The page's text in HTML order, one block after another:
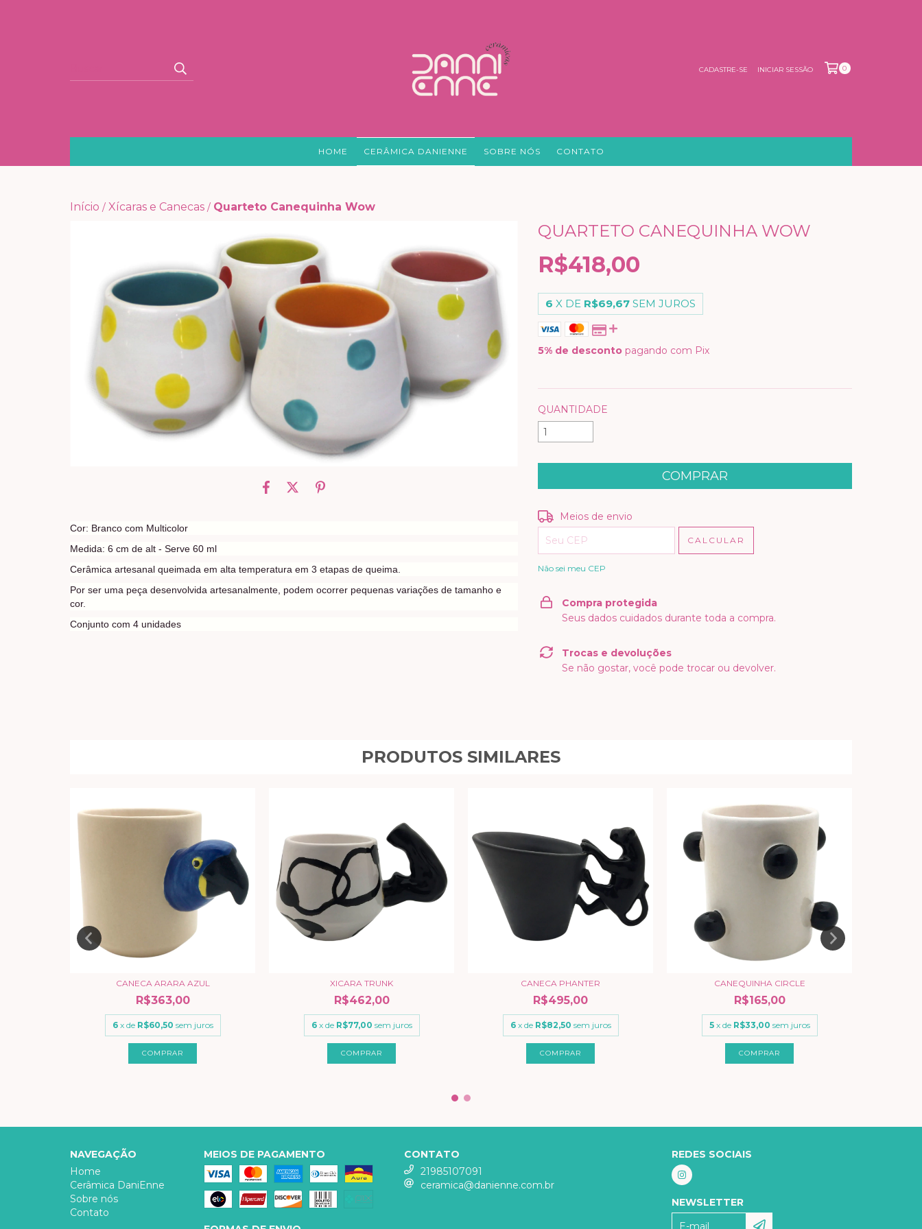
CADASTRE-SE INICIAR SESSÃO 0
HOME CERÂMICA DANIENNE SOBRE NÓS CONTATO
Início / Xícaras e Canecas / Quarteto Canequinha Wow
Cor: Branco com Multicolor
Medida: 6 cm de alt - Serve 60 ml
Cerâmica artesanal queimada em alta temperatura em 3 etapas de queima.
Por ser uma peça desenvolvida artesanalmente, podem ocorrer pequenas variações de tamanho e
cor.
Conjunto com 4 unidades
QUARTETO CANEQUINHA WOW
R$418,00
6 X DE R$69,67 SEM JUROS
5% de desconto pagando com Pix
QUANTIDADE
Entregas para o CEP:
Meios de envio
CALCULAR
Não sei meu CEP
Compra protegida
Seus dados cuidados durante toda a compra.
Trocas e devoluções
Se não gostar, você pode trocar ou devolver.
PRODUTOS SIMILARES
CANECA ARARA AZUL
R$363,00
6 x de R$60,50 sem juros
XICARA TRUNK
R$462,00
6 x de R$77,00 sem juros
CANECA PHANTER
R$495,00
6 x de R$82,50 sem juros
CANEQUINHA CIRCLE
R$165,00
5 x de R$33,00 sem juros
NAVEGAÇÃO
Home
Cerâmica DaniEnne
Sobre nós
Contato
MEIOS DE PAGAMENTO
CONTATO
21985107091
ceramica@danienne.com.br
REDES SOCIAIS
NEWSLETTER